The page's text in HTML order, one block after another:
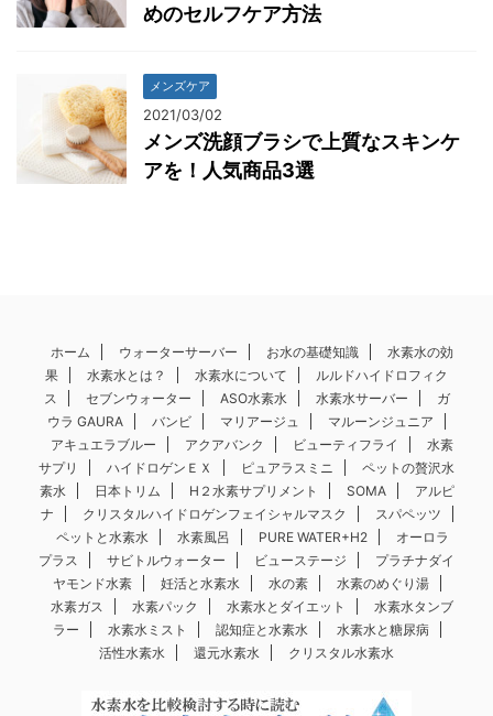
めのセルフケア方法
メンズケア
2021/03/02
メンズ洗顔ブラシで上質なスキンケ
アを！人気商品3選
ホーム ウォーターサーバー お水の基礎知識
水素水の効
果
水素水とは？ 水素水について
ルルドハイドロフィク
ス
セブンウォーター ASO水素水 水素水サーバー
ガ
ウラ GAURA
バンビ マリアージュ
マルーンジュニア
アキュエラブルー
アクアバンク ビューティフライ
水素
サプリ
ハイドロゲンＥＸ ピュアラスミニ
ペットの贅沢水
素水
日本トリム H２水素サプリメント SOMA
アルピ
ナ
クリスタルハイドロゲンフェイシャルマスク
スパペッツ
ペットと水素水
水素風呂 PURE WATER+H2
オーロラ
プラス
サビトルウォーター ビューステージ
プラチナダイ
ヤモンド水素
妊活と水素水 水の素
水素のめぐり湯
水素ガス
水素パック 水素水とダイエット
水素水タンブ
ラー
水素水ミスト 認知症と水素水
水素水と糖尿病
活性水素水
還元水素水 クリスタル水素水